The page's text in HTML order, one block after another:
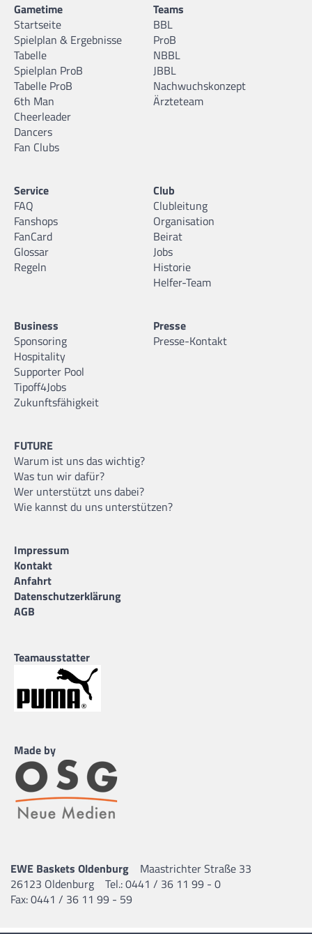
Gametime
Startseite
Spielplan & Ergebnisse
Tabelle
Spielplan ProB
Tabelle ProB
6th Man
Cheerleader
Dancers
Fan Clubs
Teams
BBL
ProB
NBBL
JBBL
Nachwuchskonzept
Ärzteteam
Service
FAQ
Fanshops
FanCard
Glossar
Regeln
Club
Clubleitung
Organisation
Beirat
Jobs
Historie
Helfer-Team
Business
Sponsoring
Hospitality
Supporter Pool
Tipoff4Jobs
Zukunftsfähigkeit
Presse
Presse-Kontakt
FUTURE
Warum ist uns das wichtig?
Was tun wir dafür?
Wer unterstützt uns dabei?
Wie kannst du uns unterstützen?
Impressum
Kontakt
Anfahrt
Datenschutzerklärung
AGB
Teamausstatter
Made by
EWE Baskets Oldenburg
Maastrichter Straße 33
26123 Oldenburg
Tel.: 0441 / 36 11 99 - 0
Fax: 0441 / 36 11 99 - 59